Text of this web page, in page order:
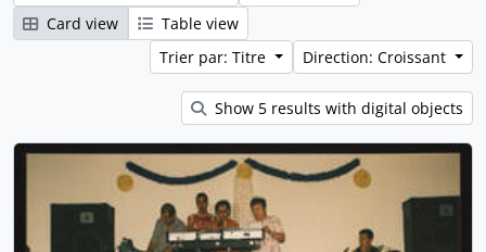
Card view
Table view
Trier par: Titre
Direction: Croissant
Show 5 results with digital objects